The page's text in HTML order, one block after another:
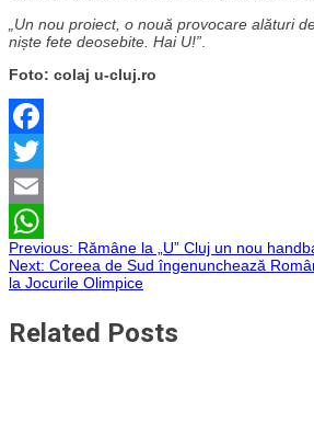
„Un nou proiect, o nouă provocare alături
niște fete deosebite. Hai U!”
Foto: colaj u-cluj.ro
Facebook
Twitter
Email
WhatsApp
Navigare
în
articole
Previous: Rămâne la „U” Cluj un nou
Next: Coreea de Sud îngenunchează
la Jocurile Olimpice
Related Posts